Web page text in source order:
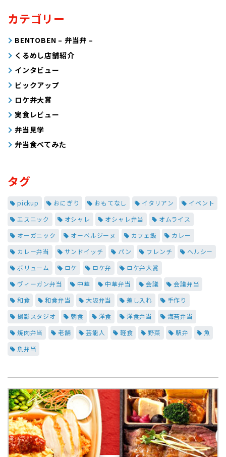
カテゴリー
BENTOBEN – 弁当弁 –
くるめし店舗紹介
インタビュー
ピックアップ
ロケ弁大賞
実食レビュー
弁当見学
弁当食べてみた
タグ
pickup おにぎり おもてなし イタリアン
イベント
エスニック
オシャレ オシャレ弁当
オムライス
オーガニック
オーベルジーヌ カフェ飯
カレー
カレー弁当
サンドイッチ パン フレンチ
ヘルシー
ボリューム
ロケ ロケ弁
ロケ弁大賞
ヴィーガン弁当
中華 中華弁当 会議
会議弁当
和食
和食弁当 大阪弁当 差し入れ
手作り
撮影スタジオ
朝食 洋食 洋食弁当
海苔弁当
焼肉弁当
老舗 芸能人 軽食 野菜 駅弁
魚
魚弁当